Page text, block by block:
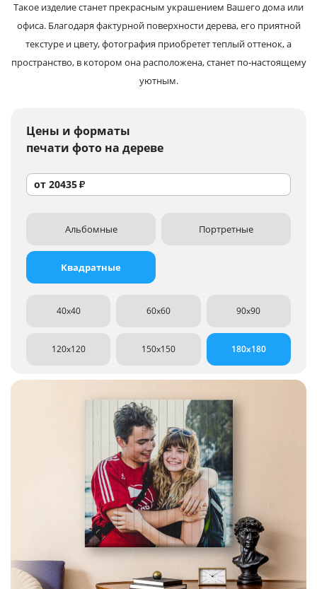
Такое изделие станет прекрасным украшением Вашего дома или
офиса. Благодаря фактурной поверхности дерева, его приятной
текстуре и цвету, фотография приобретет теплый оттенок, а
пространство, в котором она расположена, станет по‑настоящему
уютным.
Цены и форматы
печати фото на дереве
от 20435₽
Альбомные Портретные
Квадратные
40x40 60x60 90x90
120x120 150x150 180x180